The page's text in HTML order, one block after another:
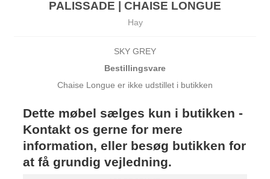
PALISSADE | CHAISE LONGUE
Hay
SKY GREY
Bestillingsvare
Chaise Longue er ikke udstillet i butikken
Dette møbel sælges kun i butikken -
Kontakt os gerne for mere
information, eller besøg butikken for
at få grundig vejledning.